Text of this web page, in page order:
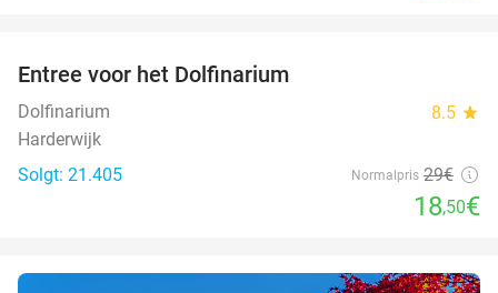
Entree voor het Dolfinarium
Dolfinarium 8.5 star
Harderwijk
Solgt: 21.405
Normalpris 29€
18,50€